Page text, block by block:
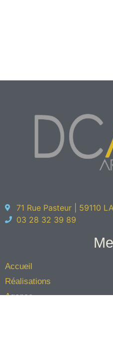
71 Rue Pasteur | 59110
03 28 32 39 89
Accueil
Réalisations
Agence